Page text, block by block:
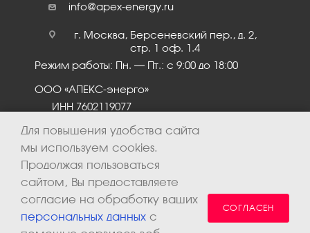
info@apex-energy.ru
г. Москва, Берсеневский пер., д. 2,
стр. 1 оф. 1.4
Режим работы: Пн. – Пт.: с 9:00 до 18:00
ООО «АПЕКС-энерго»
ИНН 7602119077
Для повышения удобства сайта
мы используем cookies.
Продолжая пользоваться
сайтом, Вы предоставляете
согласие на обработку ваших
персональных данных с
СОГЛАСЕН